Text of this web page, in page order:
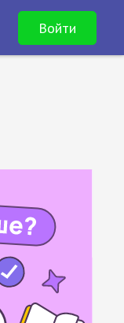
Войти